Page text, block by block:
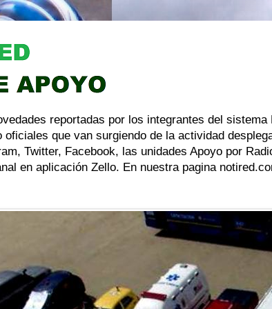
reportadas por los integrantes del sistema
oficiales que van surgiendo de la actividad
Twitter, Facebook, las unidades Apoyo por
en aplicación Zello. En nuestra pagina